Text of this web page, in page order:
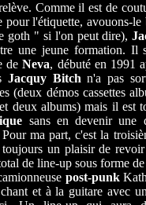
Comme il est de
pour l'étiquette, avouons-le
goth " si l'on peut dire),
une jeune formation. Il
deNeva, débuté en 1991
Jacquy Bitchn'a pas
(deux démos cassettes
deux albums) mais il est
sans en devenir une
ma part, c'est la
toujours un plaisir de
de line-up sous forme
post-punk
et à la guitare avec